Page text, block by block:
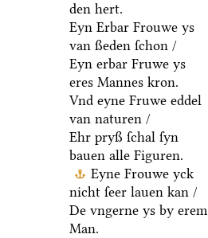
den hert.
Eyn Erbar Frouwe ys
van ßeden ſchon /
Eyn erbar Fruwe ys
eres Mannes kron.
Vnd eyne Fruwe eddel
van naturen /
Ehr pryß ſchal ſyn
bauen alle Figuren.
Eyne Frouwe yck
nicht ſeer lauen kan /
De vngerne ys by erem
Man.